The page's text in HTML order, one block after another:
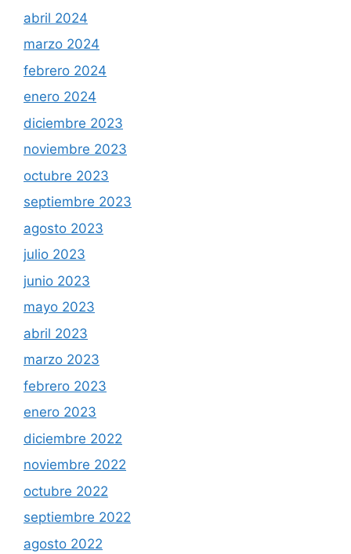
abril 2024
marzo 2024
febrero 2024
enero 2024
diciembre 2023
noviembre 2023
octubre 2023
septiembre 2023
agosto 2023
julio 2023
junio 2023
mayo 2023
abril 2023
marzo 2023
febrero 2023
enero 2023
diciembre 2022
noviembre 2022
octubre 2022
septiembre 2022
agosto 2022